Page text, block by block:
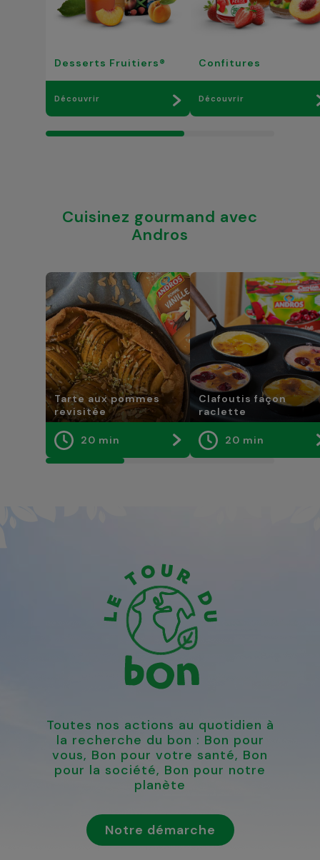
Desserts Fruitiers®
Découvrir
Confitures
Découvrir
Cuisinez gourmand avec
Andros
Tarte aux pommes
revisitée
20 min
Clafoutis façon
raclette
20 min
Toutes nos actions au quotidien à
la recherche du bon : Bon pour
vous, Bon pour votre santé, Bon
pour la société, Bon pour notre
planète
Notre démarche